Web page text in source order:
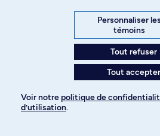
contextes régionaux en primatologie.
3.0 Crédits
Introduction à la criminologie
politique criminelle. Cours de service.
être reconnu comme cours au choix dans
Personnaliser les
témoins
Tout refuser
Tout accepter
Voir notre politique de
d’utilisation.